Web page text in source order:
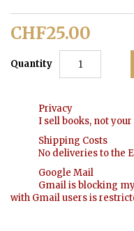
CHF25.00
Quantity
Privacy
I sell books, not
Shipping Costs
No deliveries to the
Google Mail
Gmail is blocking
with Gmail users is